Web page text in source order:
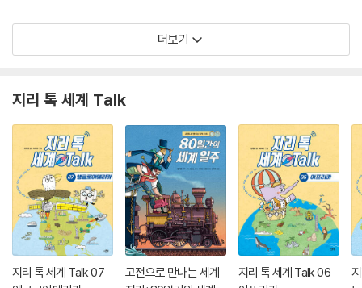
더보기
지리 톡 세계 Talk
지리 톡 세계 Talk 07
고전으로 만나는 세계
지리 톡 세계 Talk 06